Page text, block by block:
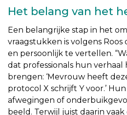
Het belang van het
Een belangrijke stap in het
vraagstukken is volgens Roos
en persoonlijk te vertellen. “
dat professionals hun verhaal
brengen: ‘Mevrouw heeft
protocol X schrijft Y voor.’
afwegingen of
beeld. Terwijl juist daarin